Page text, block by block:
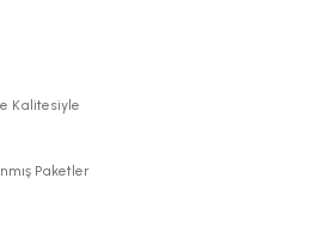
Kalitesiyle
Paketler